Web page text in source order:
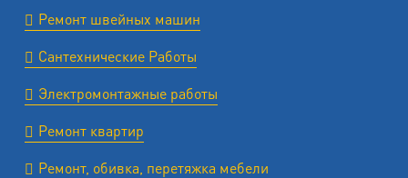
Ремонт швейных машин
Сантехнические Работы
Электромонтажные работы
Ремонт квартир
Ремонт, обивка, перетяжка мебели